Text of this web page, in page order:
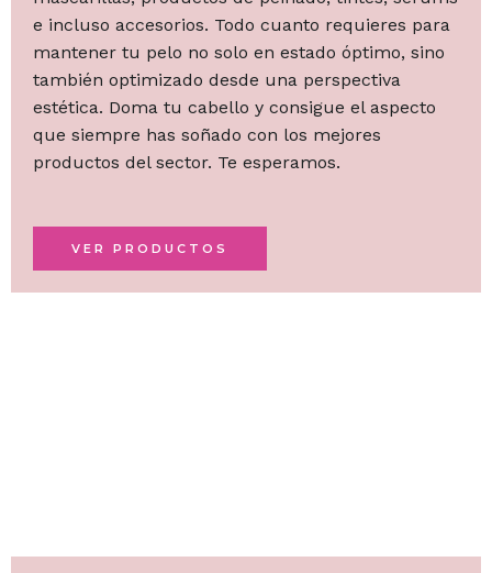
e incluso accesorios. Todo cuanto requieres para
mantener tu pelo no solo en estado óptimo, sino
también optimizado desde una perspectiva
estética. Doma tu cabello y consigue el aspecto
que siempre has soñado con los mejores
productos del sector. Te esperamos.
VER PRODUCTOS